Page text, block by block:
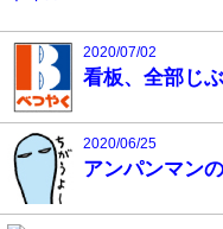
2020/07/02
看板、全部じ
2020/06/25
アンパンマン